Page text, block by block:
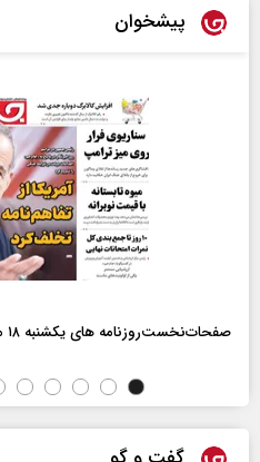
پیشخوان
صفحات‌نخست‌روزنامه ها‌ی یکشنبه ۱۸ مردادماه